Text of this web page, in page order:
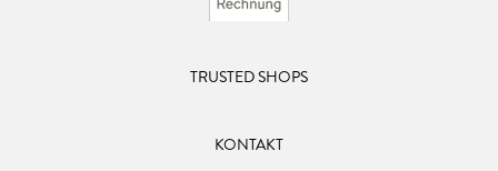
TRUSTED SHOPS
KONTAKT